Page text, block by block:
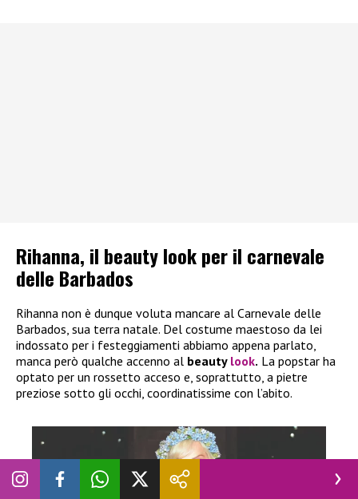
Rihanna, il beauty look per il carnevale
delle Barbados
Rihanna non è dunque voluta mancare al Carnevale delle
Barbados, sua terra natale. Del costume maestoso da lei
indossato per i festeggiamenti abbiamo appena parlato,
manca però qualche accenno al beauty look. La popstar ha
optato per un rossetto acceso e, soprattutto, a pietre
preziose sotto gli occhi, coordinatissime con l’abito.